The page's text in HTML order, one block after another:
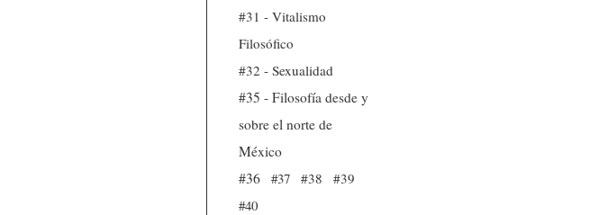
#31 - Vitalismo
Filosófico
#32 - Sexualidad
#35 - Filosofía desde y
sobre el norte de
México
#36
#37 #38
#39
#40